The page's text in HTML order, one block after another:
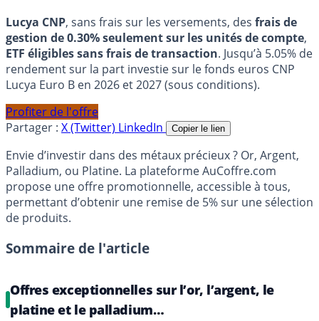
Lucya CNP, sans frais sur les versements, des frais de
gestion de 0.30% seulement sur les unités de compte,
ETF éligibles sans frais de transaction. Jusqu’à 5.05% de
rendement sur la part investie sur le fonds euros CNP
Lucya Euro B en 2026 et 2027 (sous conditions).
Profiter de l'offre
Partager : X (Twitter) LinkedIn Copier le lien
Envie d’investir dans des métaux précieux ? Or, Argent,
Palladium, ou Platine. La plateforme AuCoffre.com
propose une offre promotionnelle, accessible à tous,
permettant d’obtenir une remise de 5% sur une sélection
de produits.
Sommaire de l'article
Offres exceptionnelles sur l’or, l’argent, le
platine et le palladium…